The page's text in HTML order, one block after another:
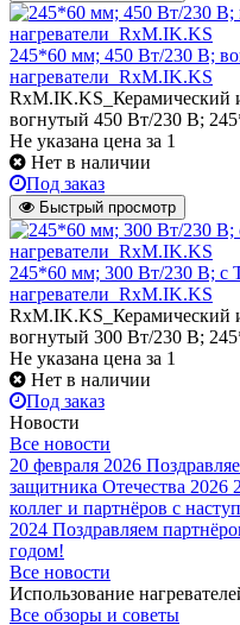
245*60 мм; 450 Вт/230 В;
нагреватели_RxM.IK.KS
RxM.IK.KS_Керамический
вогнутый 450 Вт/230 В;
Не указана цена за 1
Нет в наличии
Под заказ
Быстрый просмотр
245*60 мм; 300 Вт/230 В;
нагреватели_RxM.IK.KS
RxM.IK.KS_Керамический
вогнутый 300 Вт/230 В;
Не указана цена за 1
Нет в наличии
Под заказ
Новости
Все новости
20 февраля 2026
защитника Отечества 2026
коллег и партнёров с
2024 Поздравляем
годом!
Все новости
Использование
Все обзоры и советы